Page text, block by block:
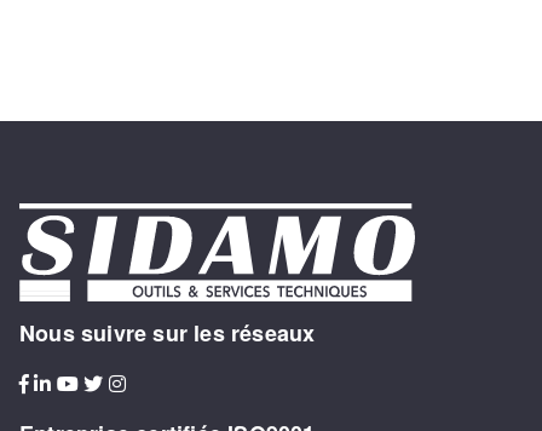
Nous suivre sur les réseaux